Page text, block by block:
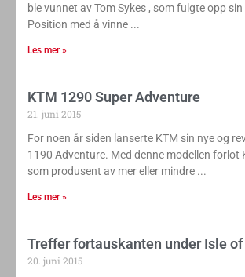
ble vunnet av Tom Sykes , som fulgte opp
Position med å vinne
Les mer »
KTM 1290 Super Adventure
21. juni 2015
For noen år siden lanserte KTM sin nye og
1190 Adventure. Med denne modellen forlot
som produsent av mer eller mindre
Les mer »
Treffer fortauskanten under Isle
20. juni 2015